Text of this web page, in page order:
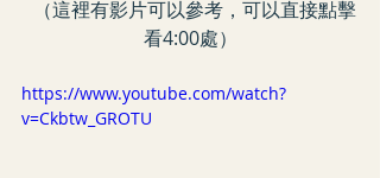
看4:00處）
https://www.youtube.com/watch?
v=Ckbtw_GROTU